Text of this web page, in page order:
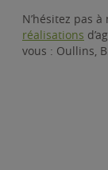
N’hésitez pas
réalisations
vous : Oullins,